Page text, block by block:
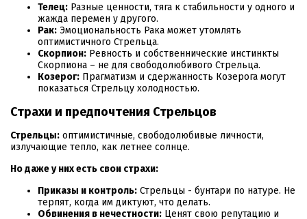
Телец: Разные ценности, тяга к стабильности у одного и
жажда перемен у другого.
Рак: Эмоциональность Рака может утомлять
оптимистичного Стрельца.
Скорпион: Ревность и собственнические инстинкты
Скорпиона – не для свободолюбивого Стрельца.
Козерог: Прагматизм и сдержанность Козерога могут
показаться Стрельцу холодностью.
Страхи и предпочтения Стрельцов
Стрельцы: оптимистичные, свободолюбивые личности,
излучающие тепло, как летнее солнце.
Но даже у них есть свои страхи:
Приказы и контроль: Стрельцы - бунтари по натуре. Не
терпят, когда им диктуют, что делать.
Обвинения в нечестности: Ценят свою репутацию и